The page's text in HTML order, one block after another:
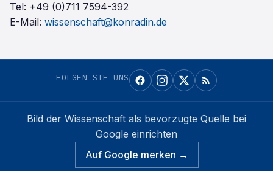
Tel: +49 (0)711 7594-392
E-Mail: wissenschaft@konradin.de
FOLGEN SIE UNS
Bild der Wissenschaft als bevorzugte Quelle bei
Google einrichten
Auf Google merken →